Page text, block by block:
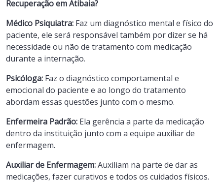
Recuperação em Atibaia?
Médico Psiquiatra: Faz um diagnóstico mental e físico do
paciente, ele será responsável também por dizer se há
necessidade ou não de tratamento com medicação
durante a internação.
Psicóloga: Faz o diagnóstico comportamental e
emocional do paciente e ao longo do tratamento
abordam essas questões junto com o mesmo.
Enfermeira Padrão: Ela gerência a parte da medicação
dentro da instituição junto com a equipe auxiliar de
enfermagem.
Auxiliar de Enfermagem:Auxiliam na parte de dar as
medicações, fazer curativos e todos os cuidados físicos.